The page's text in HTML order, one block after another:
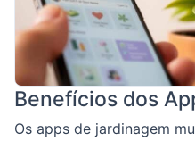
Benefícios dos
Os apps de jardinagem